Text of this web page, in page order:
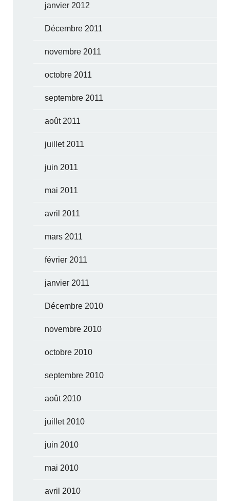
janvier 2012
Décembre 2011
novembre 2011
octobre 2011
septembre 2011
août 2011
juillet 2011
juin 2011
mai 2011
avril 2011
mars 2011
février 2011
janvier 2011
Décembre 2010
novembre 2010
octobre 2010
septembre 2010
août 2010
juillet 2010
juin 2010
mai 2010
avril 2010